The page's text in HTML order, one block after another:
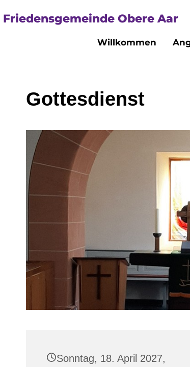
Obere Aar
Willkommen
Gottesdienst
Sonntag, 18. April 2027,